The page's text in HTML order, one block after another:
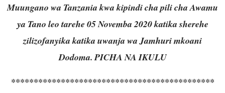
Muungano wa Tanzania kwa kipindi cha pili cha Awamu
ya Tano leo tarehe 05 Novemba 2020 katika sherehe
zilizofanyika katika uwanja wa Jamhuri mkoani
Dodoma. PICHA NA IKULU
*********************************************